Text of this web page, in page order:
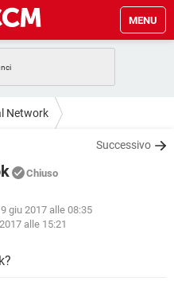
MENU
ANDROID
WHATSAPP
WHATSAPP
GAMING
WINDOWS 10
WHATSAPP
GAMING
WINDOWS 10
GAMING
Network
Successivo
Chiuso
giu 2017 alle 08:35
alle 15:21